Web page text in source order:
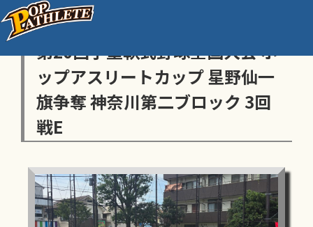
センス・トラストトーナメント
第20回学童軟式野球全国大会 ポ
ップアスリートカップ 星野仙一
旗争奪 神奈川第二ブロック 3回
戦E